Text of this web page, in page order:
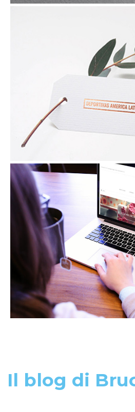
Il blog di